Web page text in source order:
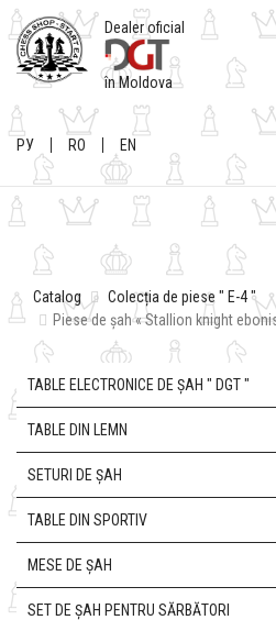
Dealer oficial
în Moldova
РУ RO EN
Catalog
Colecția de piese " E-4 "
Piese de șah « Stallion knight
TABLE ELECTRONICE DE ȘAH " DGT "
TABLE DIN LEMN
SETURI DE ȘAH
TABLE DIN SPORTIV
MESE DE ȘAH
SET DE ȘAH PENTRU SĂRBĂTORI